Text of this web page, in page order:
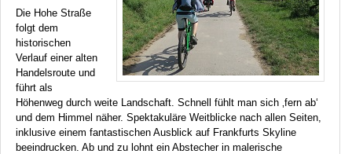
Die Hohe Straße
folgt dem
historischen
Verlauf einer alten
Handelsroute und
führt als
Höhenweg durch weite Landschaft. Schnell fühlt man sich ‚fern ab‘
und dem Himmel näher. Spektakuläre Weitblicke nach allen Seiten,
inklusive einem fantastischen Ausblick auf Frankfurts Skyline
beeindrucken. Ab und zu lohnt ein Abstecher in malerische